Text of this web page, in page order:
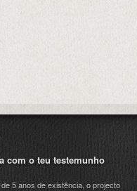
com o teu testemunho
5 anos de existência, o projecto